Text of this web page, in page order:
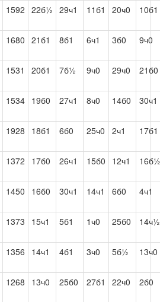
1592 22б½ 29ч1 11б1 20ч0 10б1
1680 21б1 8б1 6ч1 3б0 9ч0
1531 20б1 7б½ 9ч0 29ч0 21б0
1534 19б0 27ч1 8ч0 14б0 30ч1
1928 18б1 6б0 25ч0 2ч1 17б1
1372 17б0 26ч1 15б0 12ч1 16б½
1450 16б0 30ч1 14ч1 6б0 4ч1
1373 15ч1 5б1 1ч0 25б0 14ч½
1356 14ч1 4б1 3ч0 5б½ 13ч0
1268 13ч0 25б0 27б1 22ч0 2б0